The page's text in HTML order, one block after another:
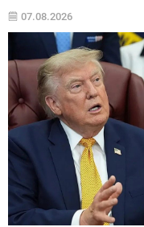
yeni nesil şerit işaretleri
07.08.2026